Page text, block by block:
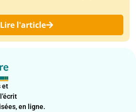
Lire l'article
et
en ligne.